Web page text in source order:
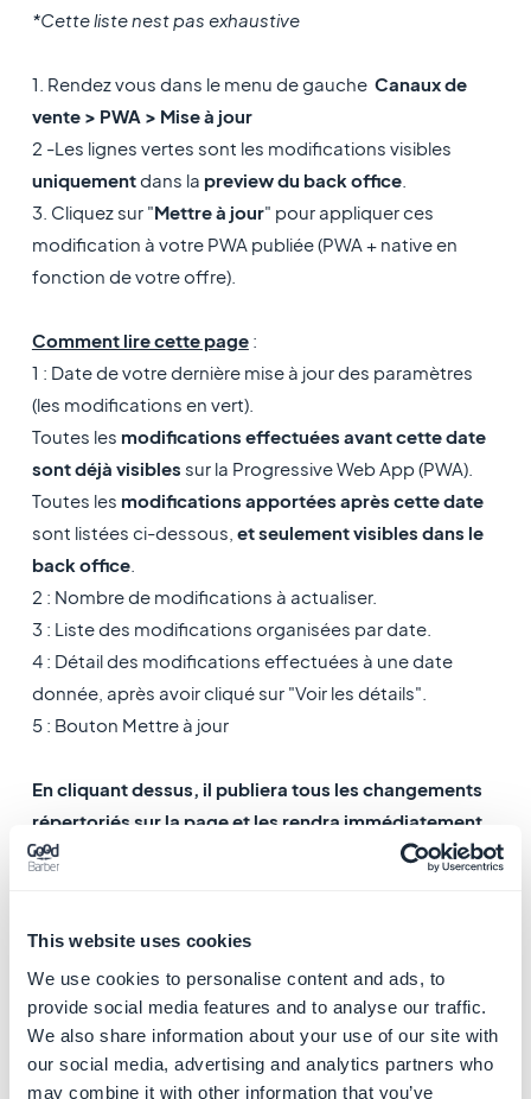
This website uses cookies
We use cookies to personalise content and ads, to
provide social media features and to analyse our traffic.
We also share information about your use of our site with
our social media, advertising and analytics partners who
may combine it with other information that you’ve
*Cette liste nest pas exhaustive
1. Rendez vous dans le menu de gauche Canaux de
vente > PWA > Mise à jour
2 -Les lignes vertes sont les modifications visibles
uniquementdans la preview du back office.
3. Cliquez sur "Mettre à jour" pour appliquer ces
modification à votre PWA publiée (PWA + native en
fonction de votre offre).
Comment lire cette page:
1 : Date de votre dernière mise à jour des paramètres
(les modifications en vert).
Toutes les modifications effectuées avant cette date
sont déjà visibles sur la Progressive Web App (PWA).
Toutes les modifications apportées après cette date
sont listées ci-dessous, et seulement visibles dans le
back office.
2 : Nombre de modifications à actualiser.
3 : Liste des modifications organisées par date.
4 : Détail des modifications effectuées à une date
donnée, après avoir cliqué sur "Voir les détails".
5 : Bouton Mettre à jour
En cliquant dessus, il publiera tous les changements
répertoriés sur la page et les rendra immédiatement
visibles dans votre app (PWA + applications natives
voir.